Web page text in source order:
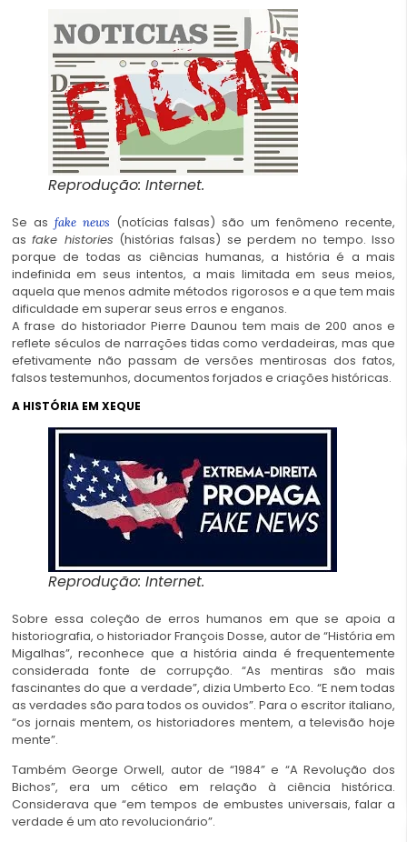
Reprodução: Internet.
Se as fake news (notícias falsas) são um fenômeno recente,
asfake histories (histórias falsas) se perdem no tempo. Isso
porque de todas as ciências humanas, a história é a mais
indefinida em seus intentos, a mais limitada em seus meios,
aquela que menos admite métodos rigorosos e a que tem mais
dificuldade em superar seus erros e enganos.
A frase do historiador Pierre Daunou tem mais de 200 anos e
reflete séculos de narrações tidas como verdadeiras, mas que
efetivamente não passam de versões mentirosas dos fatos,
falsos testemunhos, documentos forjados e criações históricas.
A HISTÓRIA EM XEQUE
Reprodução: Internet.
Sobre essa coleção de erros humanos em que se apoia a
historiografia, o historiador François Dosse, autor de “História em
Migalhas”, reconhece que a história ainda é frequentemente
considerada fonte de corrupção. “As mentiras são mais
fascinantes do que a verdade”, dizia Umberto Eco. “E nem todas
as verdades são para todos os ouvidos”. Para o escritor italiano,
“os jornais mentem, os historiadores mentem, a televisão hoje
mente”.
Também George Orwell, autor de “1984” e “A Revolução dos
Bichos”, era um cético em relação à ciência histórica.
Considerava que “em tempos de embustes universais, falar a
verdade é um ato revolucionário”.